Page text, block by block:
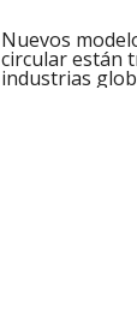
Nuevos
circular están
industrias